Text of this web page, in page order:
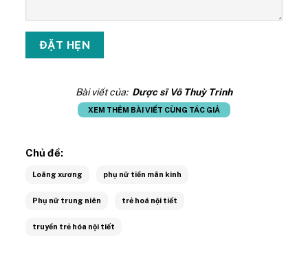
Bài viết của: Dược sĩ Võ Thuỳ Trinh
XEM THÊM BÀI VIẾT CÙNG TÁC GIẢ
Chủ đề:
Loãng xương phụ nữ tiền mãn kinh
Phụ nữ trung niên trẻ hoá nội tiết
truyền trẻ hóa nội tiết